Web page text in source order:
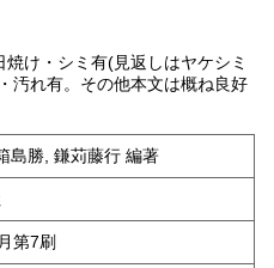
け・シミ有(見返しはヤケシミ
汚れ有。その他本文は概ね良好
島勝, 鎌苅藤行 編著
第7刷